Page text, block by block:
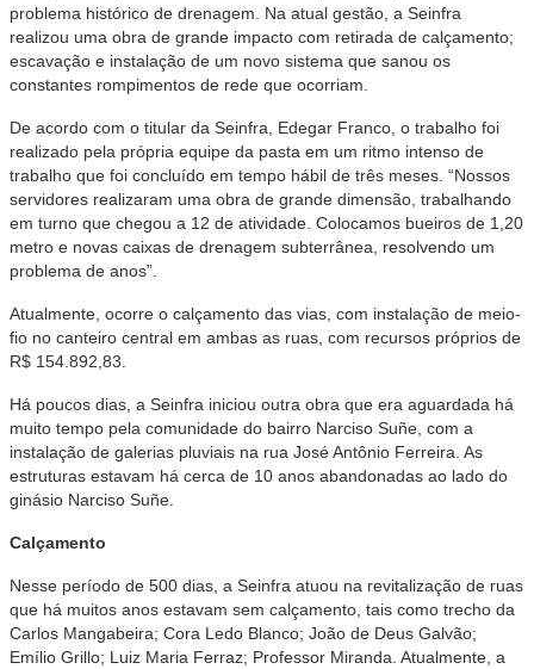
problema histórico de drenagem. Na atual gestão, a Seinfra
realizou uma obra de grande impacto com retirada de calçamento;
escavação e instalação de um novo sistema que sanou os
constantes rompimentos de rede que ocorriam.
De acordo com o titular da Seinfra, Edegar Franco, o trabalho foi
realizado pela própria equipe da pasta em um ritmo intenso de
trabalho que foi concluído em tempo hábil de três meses. “Nossos
servidores realizaram uma obra de grande dimensão, trabalhando
em turno que chegou a 12 de atividade. Colocamos bueiros de 1,20
metro e novas caixas de drenagem subterrânea, resolvendo um
problema de anos”.
Atualmente, ocorre o calçamento das vias, com instalação de meio-
fio no canteiro central em ambas as ruas, com recursos próprios de
R$ 154.892,83.
Há poucos dias, a Seinfra iniciou outra obra que era aguardada há
muito tempo pela comunidade do bairro Narciso Suñe, com a
instalação de galerias pluviais na rua José Antônio Ferreira. As
estruturas estavam há cerca de 10 anos abandonadas ao lado do
ginásio Narciso Suñe.
Calçamento
Nesse período de 500 dias, a Seinfra atuou na revitalização de ruas
que há muitos anos estavam sem calçamento, tais como trecho da
Carlos Mangabeira; Cora Ledo Blanco; João de Deus Galvão;
Emílio Grillo; Luiz Maria Ferraz; Professor Miranda. Atualmente, a